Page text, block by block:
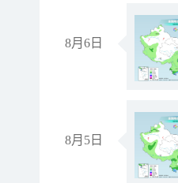
8月6日
8月5日